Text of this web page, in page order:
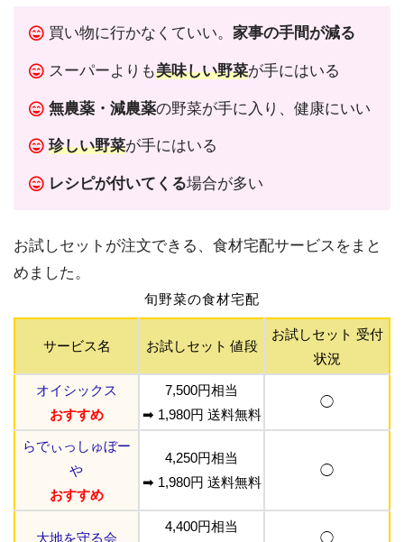
買い物に行かなくていい。 家事の手間が減る
スーパーよりも美味しい野菜が手にはいる
無農薬・減農薬の野菜が手に入り、健康にいい
珍しい野菜が手にはいる
レシピが付いてくる場合が多い
お試しセットが注文できる、食材宅配サービスをまと
めました。
旬野菜の食材宅配
サービス名 お試しセット 値段
お試しセット 受付
状況
オイシックス
おすすめ
7,500円相当
➡︎ 1,980円 送料無料
◯
らでぃっしゅぼー
や
おすすめ
4,250円相当
➡︎ 1,980円 送料無料
◯
大地を守る会
4,400円相当
◯